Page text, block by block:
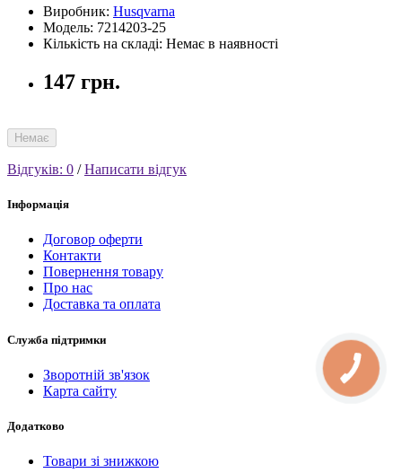
Виробник: Husqvarna
Модель: 7214203-25
Кількість на складі: Немає в наявності
147 грн.
Немає
Відгуків: 0 /Написати відгук
Інформація
Договор оферти
Контакти
Повернення товару
Про нас
Доставка та оплата
Служба підтримки
Зворотній зв'язок
Карта сайту
Додатково
Товари зі знижкою